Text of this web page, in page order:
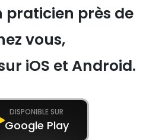
praticien près de
vous,
iOS et Android.
DISPONIBLE SUR
Google Play